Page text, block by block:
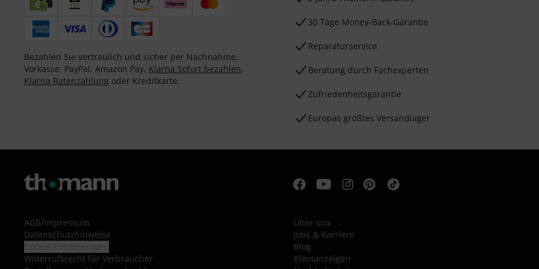
Bezahlen Sie vertraulich und sicher per Nachnahme,
Vorkasse, PayPal, Amazon Pay, Klarna Sofort bezahlen,
Klarna Ratenzahlung oder Kreditkarte.
30 Tage Money-Back-Garantie
Reparaturservice
Beratung durch Fachexperten
Zufriedenheitsgarantie
Europas größtes Versandlager
AGB/Impressum
Datenschutzhinweise
Widerrufsrecht für Verbraucher
Über uns
Jobs & Karriere
Blog
Kleinanzeigen